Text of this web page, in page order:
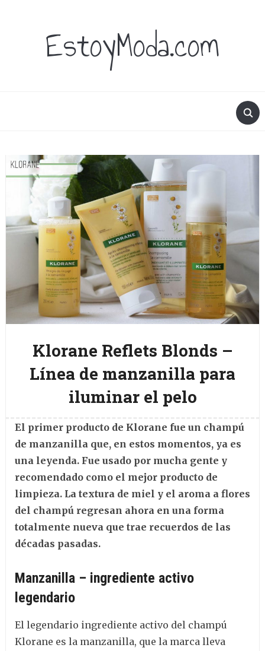
EstoyModa.com
Klorane Reflets Blonds –
Línea de manzanilla para
iluminar el pelo
El primer producto de Klorane fue un champú
de manzanilla que, en estos momentos, ya es
una leyenda. Fue usado por mucha gente y
recomendado como el mejor producto de
limpieza. La textura de miel y el aroma a flores
del champú regresan ahora en una forma
totalmente nueva que trae recuerdos de las
décadas pasadas.
Manzanilla – ingrediente activo
legendario
El legendario ingrediente activo del champú
Klorane es la manzanilla, que la marca lleva